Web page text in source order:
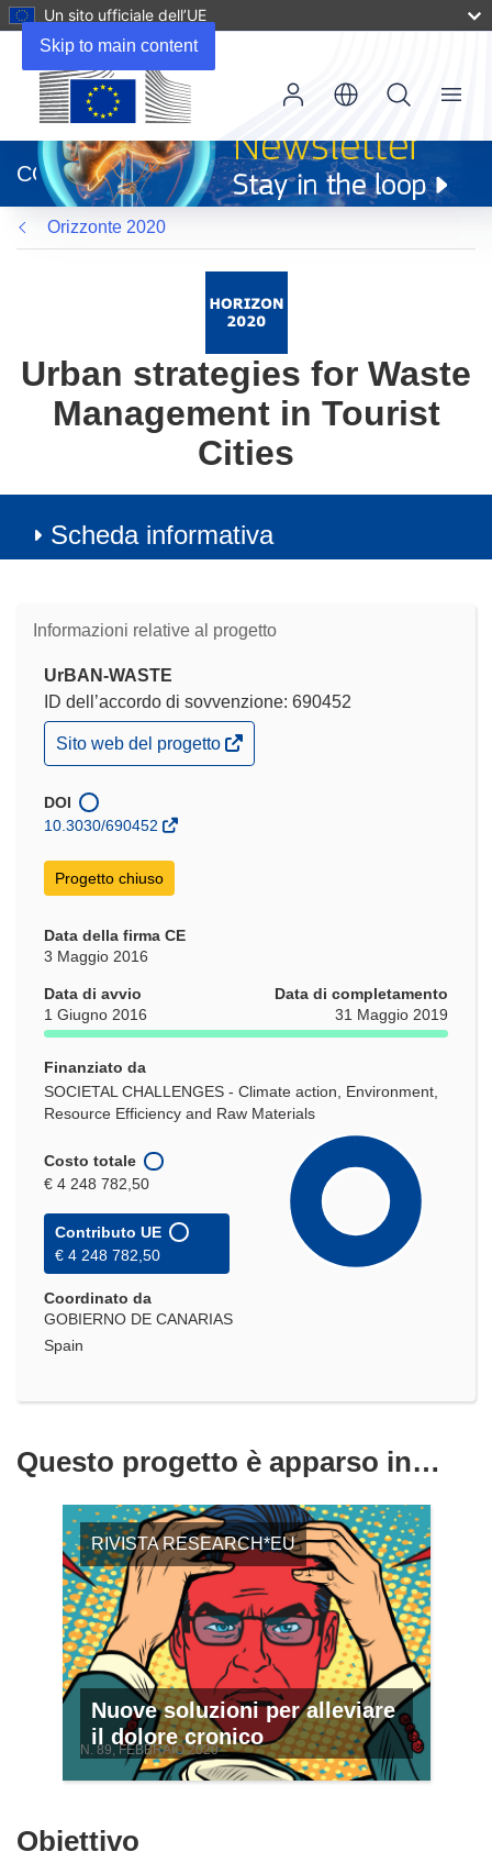
Skip to main content
Un sito ufficiale dell’UE
apre
in
una
nuova
finestra)
CORDIS
Menu
Orizzonte 2020
Urban strategies for Waste
Management in Tourist
Cities
Scheda informativa
Informazioni relative al progetto
UrBAN-WASTE
ID dell’accordo di sovvenzione: 690452
(si
apre
una
nuova
Sito web del progetto
DOI
10.3030/690452
Progetto chiuso
Data della firma CE
3 Maggio 2016
Data di avvio
1 Giugno 2016
Data di completamento
31 Maggio 2019
Finanziato da
SOCIETAL CHALLENGES - Climate action, Environment,
Resource Efficiency and Raw Materials
Costo totale
€ 4 248 782,50
Contributo UE
€ 4 248 782,50
Coordinato da
GOBIERNO DE CANARIAS
Spain
Questo progetto è apparso in…
RIVISTA RESEARCH*EU
Nuove soluzioni per alleviare
il dolore cronico
N. 89, FEBBRAIO 2020
Obiettivo